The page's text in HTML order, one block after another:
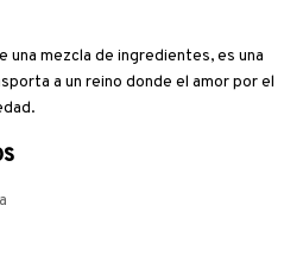
mezcla de ingredientes, es una
a un reino donde el amor por el